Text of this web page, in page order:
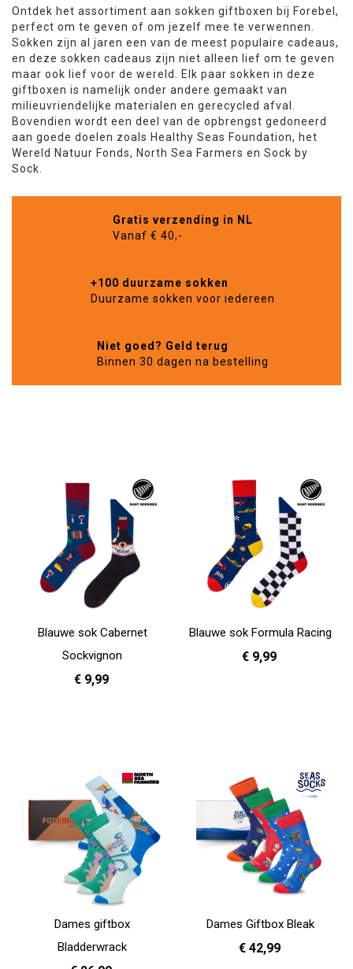
Ontdek het assortiment aan sokken giftboxen bij Forebel,
perfect om te geven of om jezelf mee te verwennen.
Sokken zijn al jaren een van de meest populaire cadeaus,
en deze sokken cadeaus zijn niet alleen lief om te geven
maar ook lief voor de wereld. Elk paar sokken in deze
giftboxen is namelijk onder andere gemaakt van
milieuvriendelijke materialen en gerecycled afval.
Bovendien wordt een deel van de opbrengst gedoneerd
aan goede doelen zoals Healthy Seas Foundation, het
Wereld Natuur Fonds, North Sea Farmers en Sock by
Sock.
Gratis verzending in NL
Vanaf € 40,-
+100 duurzame sokken
Duurzame sokken voor iedereen
Niet goed? Geld terug
Binnen 30 dagen na bestelling
Blauwe sok Cabernet
Sockvignon
€ 9,99
Blauwe sok Formula Racing
€ 9,99
Dames giftbox
Bladderwrack
Dames Giftbox Bleak
€ 42,99